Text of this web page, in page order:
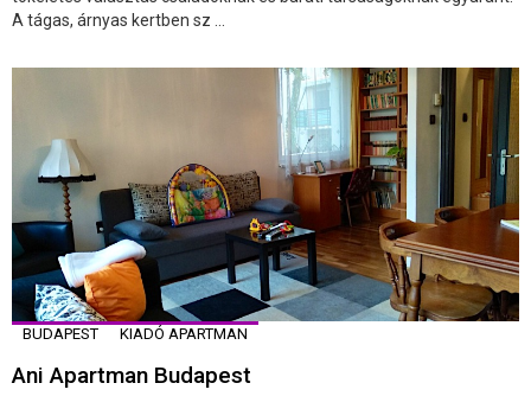
A tágas, árnyas kertben sz ...
BUDAPEST KIADÓ APARTMAN
Ani Apartman Budapest